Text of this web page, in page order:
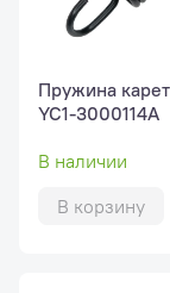
Пружина
YC1-3000114A
В наличии
В корзину